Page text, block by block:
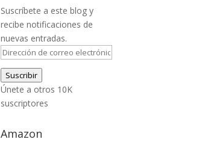
Suscríbete a este blog y
recibe notificaciones de
nuevas entradas.
Dirección
de
correo
electrónico
Suscribir
Únete a otros 10K
suscriptores
Amazon